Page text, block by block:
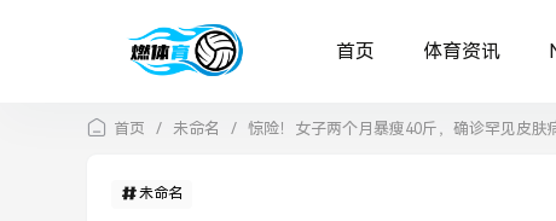
首页 体育资讯
首页 / 未命名 / 惊险！女子两个月暴瘦40斤，确诊罕见皮
未命名